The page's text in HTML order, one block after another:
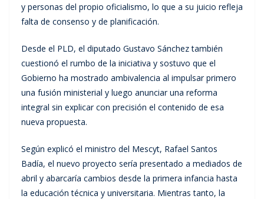
y personas del propio oficialismo, lo que a su juicio refleja
falta de consenso y de planificación.
Desde el PLD, el diputado Gustavo Sánchez también
cuestionó el rumbo de la iniciativa y sostuvo que el
Gobierno ha mostrado ambivalencia al impulsar primero
una fusión ministerial y luego anunciar una reforma
integral sin explicar con precisión el contenido de esa
nueva propuesta.
Según explicó el ministro del Mescyt, Rafael Santos
Badía, el nuevo proyecto sería presentado a mediados de
abril y abarcaría cambios desde la primera infancia hasta
la educación técnica y universitaria. Mientras tanto, la